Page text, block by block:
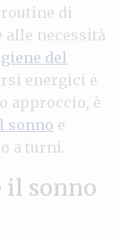
routine di
alle necessità
del
energici e
approccio, è
sonno e
a turni.
il sonno